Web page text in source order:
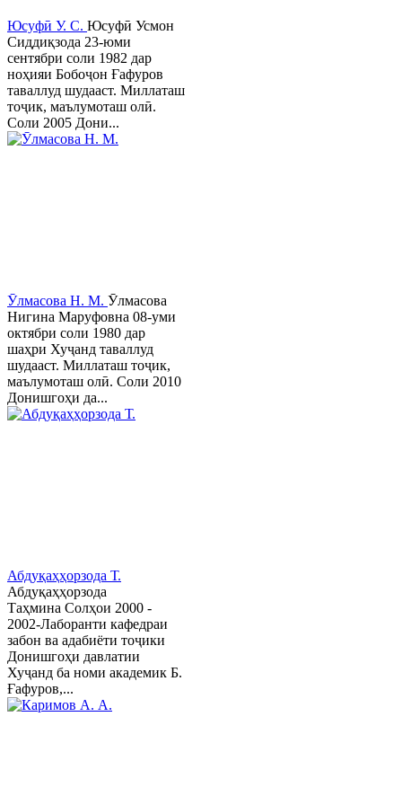
Юсуфӣ У. C. Юсуфӣ Усмон
Сиддиқзода 23-юми
сентябри соли 1982 дар
ноҳияи Бобоҷон Ғафуров
таваллуд шудааст. Миллаташ
тоҷик, маълумоташ олӣ.
Соли 2005 Дони...
Ӯлмасова Н. М. Ӯлмасова
Нигина Маруфовна 08-уми
октябри соли 1980 дар
шаҳри Хуҷанд таваллуд
шудааст. Миллаташ тоҷик,
маълумоташ олӣ. Соли 2010
Донишгоҳи да...
Абдуқаҳҳорзода Т.
Абдуқаҳҳорзода
Таҳмина Солҳои 2000 -
2002-Лаборанти кафедраи
забон ва адабиёти тоҷики
Донишгоҳи давлатии
Хуҷанд ба номи академик Б.
Ғафуров,...